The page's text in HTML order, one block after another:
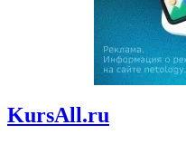
KursAll.ru